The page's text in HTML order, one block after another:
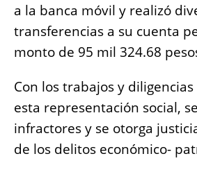
a la banca móvil y realizó
transferencias a su cuenta
monto de 95 mil 324.68
Con los trabajos y
esta representación social,
infractores y se otorga
de los delitos económico-